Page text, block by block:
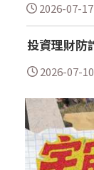
2026-07-17
投資理財防
2026-07-10